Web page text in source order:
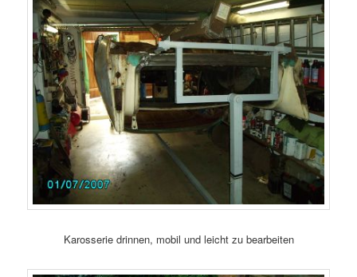
Karosserie drinnen, mobil und leicht zu bearbeiten